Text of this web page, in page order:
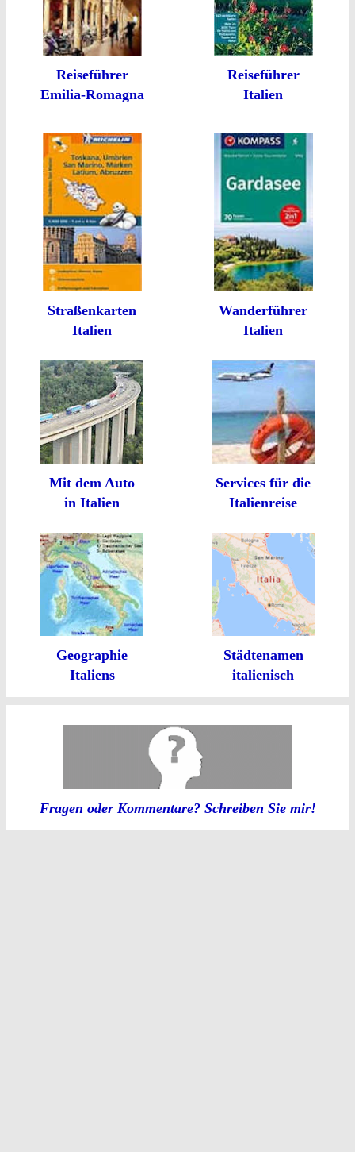
Reiseführer
Emilia-Romagna
Reiseführer
Italien
Straßenkarten
Italien
Wanderführer
Italien
Mit dem Auto
in Italien
Services für die
Italienreise
Geographie
Italiens
Städtenamen
italienisch
Fragen oder Kommentare? Schreiben Sie mir!